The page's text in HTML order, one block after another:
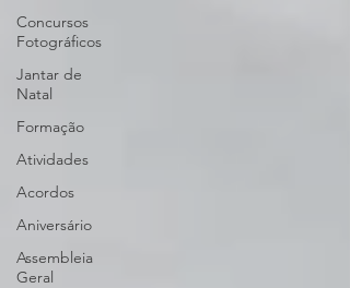
Concursos
Fotográficos
Jantar de
Natal
Formação
Atividades
Acordos
Aniversário
Assembleia
Geral